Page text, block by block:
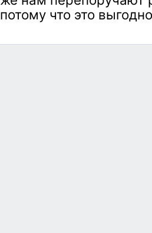
потому что это